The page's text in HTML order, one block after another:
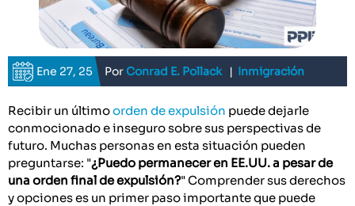
Ene 27, 25 PorConrad E. Pollack| Inmigración
Recibir un últimoorden de expulsión puede dejarle
conmocionado e inseguro sobre sus perspectivas de
futuro. Muchas personas en esta situación pueden
preguntarse: "¿Puedo permanecer en EE.UU. a pesar de
una orden final de expulsión?" Comprender sus derechos
y opciones es un primer paso importante que puede